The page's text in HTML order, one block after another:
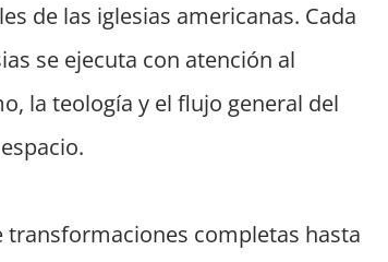
de las iglesias americanas. Cada
se ejecuta con atención al
la teología y el flujo general del
transformaciones completas hasta